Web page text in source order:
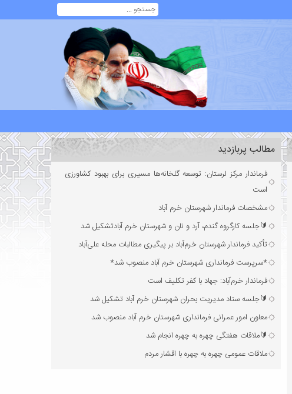
مطالب پربازدید
فرماندار مرکز لرستان: توسعه گلخانه‌ها مسیری برای بهبود کشاورزی
است
مشخصات فرماندار شهرستان خرم آباد
🔰جلسه کارگروه گندم، آرد و نان و شهرستان خرم آبادتشکیل شد
تأکید فرماندار شهرستان خرم‌آباد بر پیگیری مطالبات محله علی‌آباد
*سرپرست فرمانداری شهرستان خرم آباد منصوب شد*
فرماندار خرم‌آباد: جهاد با کفر تکلیف است
🔰جلسه ستاد مدیریت بحران شهرستان خرم آباد تشکیل شد
معاون امور عمرانی فرمانداری شهرستان خرم آباد منصوب شد
🔰ملاقات هفتگی چهره به چهره انجام شد
ملاقات عمومی چهره به چهره با اقشار مردم